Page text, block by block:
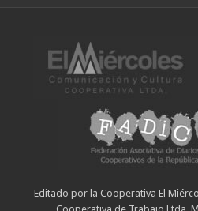
Editado por la Cooperativa El